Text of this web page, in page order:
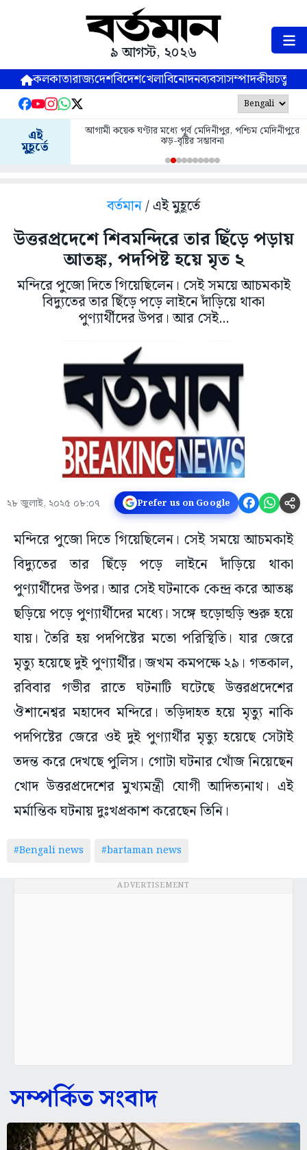
৯ আগস্ট, ২০২৬
কলকাতারাজ্যদেশবিদেশখেলাবিনোদনব্যবসাসম্পাদকীয়
এই
মুহূর্তে
মেদিনীপুরে আগামী কয়েক ঘণ্টার মধ্যে উত্তর ২৪ পরগনা, দক্ষিণ ২৪
পরগনায় ঝড়-বৃষ্টির সম্ভাবনা
বর্তমান/ এই মুহূর্তে
উত্তরপ্রদেশে শিবমন্দিরে তার ছিঁড়ে পড়ায়
আতঙ্ক, পদপিষ্ট হয়ে মৃত ২
মন্দিরে পুজো দিতে গিয়েছিলেন। সেই সময়ে আচমকাই
বিদ্যুতের তার ছিঁড়ে পড়ে লাইনে দাঁড়িয়ে থাকা
পুণ্যার্থীদের উপর। আর সেই...
২৮ জুলাই, ২০২৫ ০৮:০৭ Prefer us on Google
মন্দিরে পুজো দিতে গিয়েছিলেন। সেই সময়ে আচমকাই
বিদ্যুতের তার ছিঁড়ে পড়ে লাইনে দাঁড়িয়ে থাকা
পুণ্যার্থীদের উপর। আর সেই ঘটনাকে কেন্দ্র করে আতঙ্ক
ছড়িয়ে পড়ে পুণ্যার্থীদের মধ্যে। সঙ্গে হুড়োহুড়ি শুরু হয়ে
যায়। তৈরি হয় পদপিষ্টের মতো পরিস্থিতি। যার জেরে
মৃত্যু হয়েছে দুই পুণ্যার্থীর। জখম কমপক্ষে ২৯। গতকাল,
রবিবার গভীর রাতে ঘটনাটি ঘটেছে উত্তরপ্রদেশের
ঔশানেশ্বর মহাদেব মন্দিরে। তড়িদাহত হয়ে মৃত্যু নাকি
পদপিষ্টের জেরে ওই দুই পুণ্যার্থীর মৃত্যু হয়েছে সেটাই
তদন্ত করে দেখছে পুলিস। গোটা ঘটনার খোঁজ নিয়েছেন
খোদ উত্তরপ্রদেশের মুখ্যমন্ত্রী যোগী আদিত্যনাথ। এই
মর্মান্তিক ঘটনায় দুঃখপ্রকাশ করেছেন তিনি।
#Bengali news #bartaman news
ADVERTISEMENT
সম্পর্কিত সংবাদ